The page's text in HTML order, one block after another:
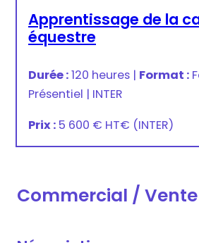
Apprentissage de la
équestre
Durée :120 heures | Format :
Présentiel | INTER
Prix : 5 600 € HT€ (INTER)
Commercial / Vente